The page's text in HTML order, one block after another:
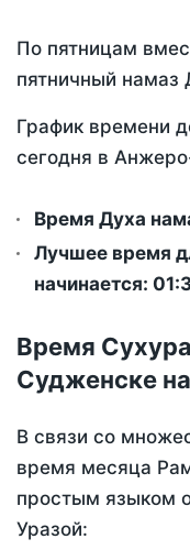
По пятницам
пятничный
График времени
сегодня в
Время Духа
Лучшее время
начинается:
Время
Судженске
В связи со
время месяца
простым языком
Уразой: